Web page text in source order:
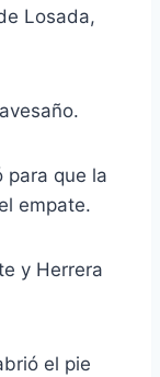
Losada,
para que la
empate.
y Herrera
el pie